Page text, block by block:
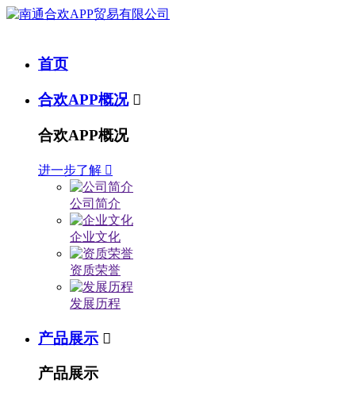
首页
合欢APP概况 
合欢APP概况
进一步了解 
公司简介
企业文化
资质荣誉
发展历程
产品展示 
产品展示